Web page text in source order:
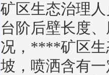
矿区生态治理
台阶后壁长度
况，****矿区生
坡，喷洒含有